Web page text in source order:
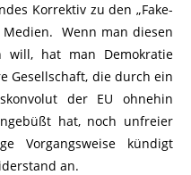
Korrektiv zu den „Fake-
Wenn man diesen
will, hat man Demokratie
Gesellschaft, die durch ein
der EU ohnehin
hat, noch unfreier
Vorgangsweise kündigt
an.